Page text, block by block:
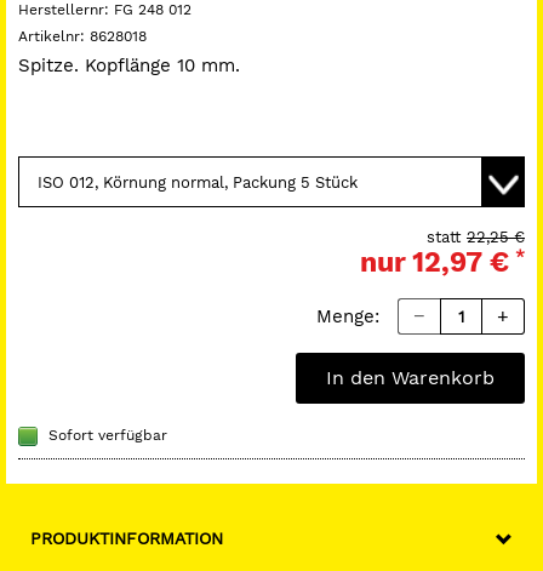
Herstellernr: FG 248 012
Artikelnr: 8628018
Spitze. Kopflänge 10 mm.
22,25 €
statt
nur12,97 € *
Menge:
In den Warenkorb
Sofort verfügbar
PRODUKTINFORMATION